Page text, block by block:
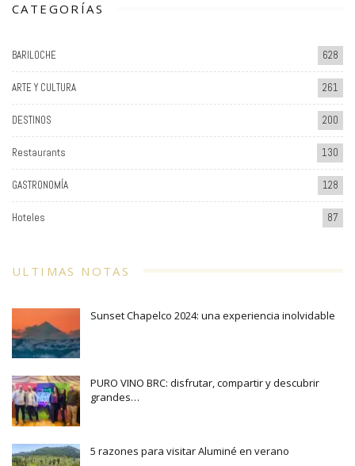
CATEGORÍAS
BARILOCHE 628
ARTE Y CULTURA 261
DESTINOS 200
Restaurants 130
GASTRONOMÍA 128
Hoteles 87
ULTIMAS NOTAS
Sunset Chapelco 2024: una experiencia inolvidable
PURO VINO BRC: disfrutar, compartir y descubrir
grandes…
5 razones para visitar Aluminé en verano